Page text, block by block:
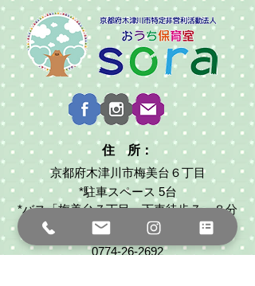
住 所：
京都府木津川市梅美台６丁目
*駐車スペース 5台
*バス「梅美台７丁目」下車徒歩７～８分
連 絡 先：
0774-26-2692